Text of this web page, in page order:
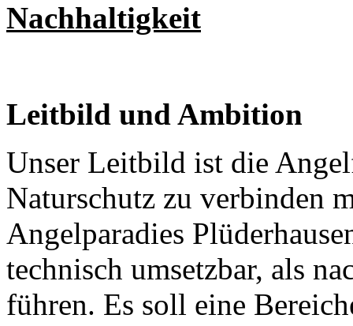
Nachhaltigkeit
Leitbild und Ambition
Unser Leitbild ist die
Naturschutz zu verbinden
Angelparadies
technisch umsetzbar, als
führen. Es soll eine